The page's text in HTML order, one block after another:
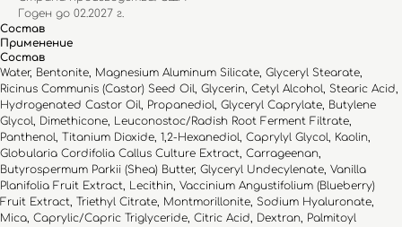
Годен до 02.2027 г.
Состав
Применение
Состав
Water, Bentonite, Magnesium Aluminum Silicate, Glyceryl Stearate,
Ricinus Communis (Castor) Seed Oil, Glycerin, Cetyl Alcohol, Stearic Acid,
Hydrogenated Castor Oil, Propanediol, Glyceryl Caprylate, Butylene
Glycol, Dimethicone, Leuconostoc/Radish Root Ferment Filtrate,
Panthenol, Titanium Dioxide, 1,2-Hexanediol, Caprylyl Glycol, Kaolin,
Globularia Cordifolia Callus Culture Extract, Carrageenan,
Butyrospermum Parkii (Shea) Butter, Glyceryl Undecylenate, Vanilla
Planifolia Fruit Extract, Lecithin, Vaccinium Angustifolium (Blueberry)
Fruit Extract, Triethyl Citrate, Montmorillonite, Sodium Hyaluronate,
Mica, Caprylic/Capric Triglyceride, Citric Acid, Dextran, Palmitoyl